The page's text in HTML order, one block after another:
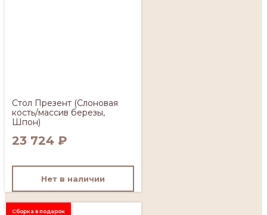
Стол Презент (Слоновая
кость/массив березы,
Шпон)
23 724 ₽
Нет в наличии
Сборка в подарок